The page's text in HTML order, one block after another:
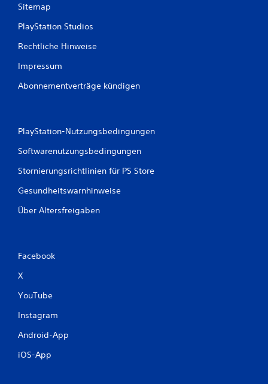
Sitemap
PlayStation Studios
Rechtliche Hinweise
Impressum
Abonnementverträge kündigen
PlayStation-Nutzungsbedingungen
Softwarenutzungsbedingungen
Stornierungsrichtlinien für PS Store
Gesundheitswarnhinweise
Über Altersfreigaben
Facebook
X
YouTube
Instagram
Android-App
iOS-App